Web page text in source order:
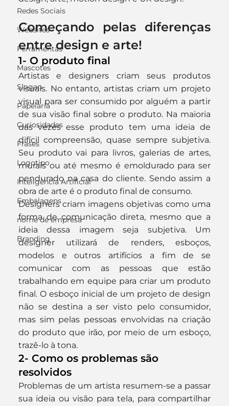
Redes Sociais
Websites
Ferramentas
Mascotes
Slogan
Papelaria
Curiosidades
Frases
Logotipo
Inteligência Artificial
Embalagens
nome de empresa
Branding
Começando pelas diferenças
entre design e arte!
1- O produto final
Artistas e designers criam seus produtos
visuais. No entanto, artistas criam um projeto
visual para ser consumido por alguém a partir
de sua visão final sobre o produto. Na maioria
das vezes esse produto tem uma ideia de
difícil compreensão, quase sempre subjetiva.
Seu produto vai para livros, galerias de artes,
murais ou até mesmo é emoldurado para ser
pendurado na casa do cliente. Sendo assim a
obra de arte é o produto final de consumo.
Designers criam imagens objetivas como uma
forma de comunicação direta, mesmo que a
ideia dessa imagem seja subjetiva. Um
designer utilizará de renders, esboços,
modelos e outros artifícios a fim de se
comunicar com as pessoas que estão
trabalhando em equipe para criar um produto
final. O esboço inicial de um projeto de design
não se destina a ser visto pelo consumidor,
mas sim pelas pessoas envolvidas na criação
do produto que irão, por meio de um esboço,
trazê-lo à tona.
2- Como os problemas são
resolvidos
Problemas de um artista resumem-se a passar
sua ideia ou visão para tela, para compartilhar